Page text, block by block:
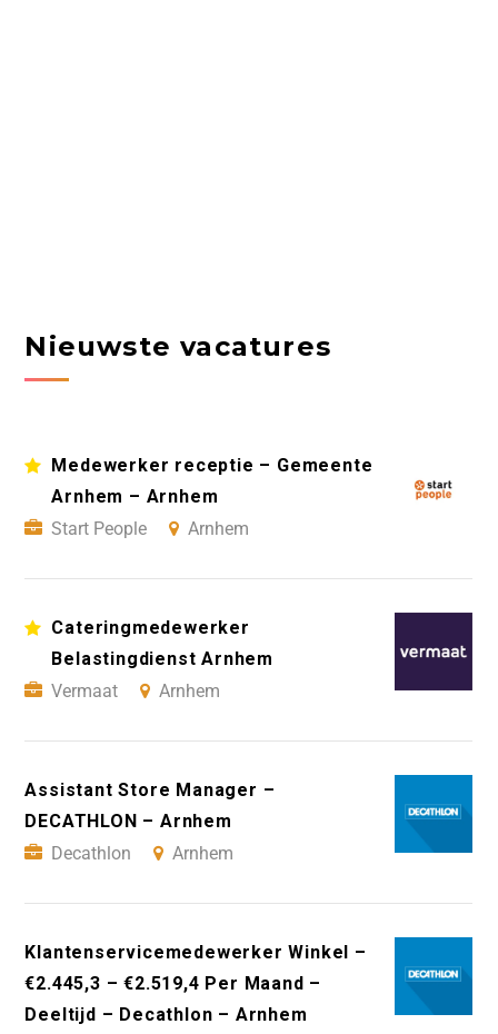
Nieuwste vacatures
Medewerker receptie – Gemeente
Arnhem – Arnhem
Start People
Arnhem
Cateringmedewerker
Belastingdienst Arnhem
Vermaat
Arnhem
Assistant Store Manager –
DECATHLON – Arnhem
Decathlon
Arnhem
Klantenservicemedewerker Winkel –
€2.445,3 – €2.519,4 Per Maand –
Deeltijd – Decathlon – Arnhem